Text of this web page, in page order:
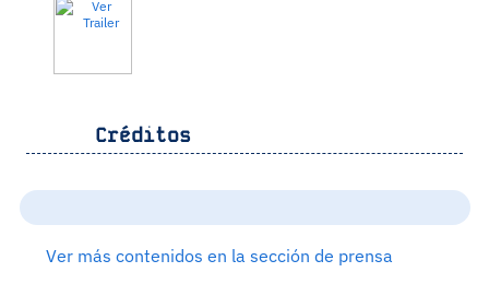
Créditos
Ver más contenidos en la sección de prensa